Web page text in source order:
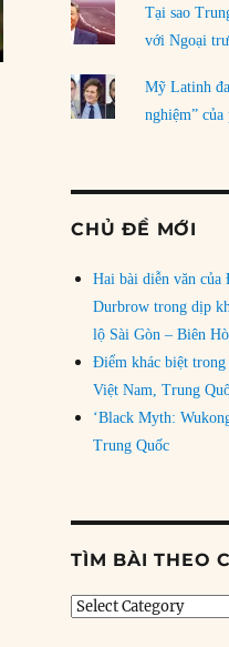
Tại sao
với Ngoại
Mỹ Latinh
nghiệm”
CHỦ ĐỀ MỚI
Hai bài diễn văn
Durbrow trong dịp
lộ Sài Gòn – Biên
Điểm khác biệt
Việt Nam, Trung
‘Black Myth:
Trung Quốc
TÌM BÀI THEO
Tìm